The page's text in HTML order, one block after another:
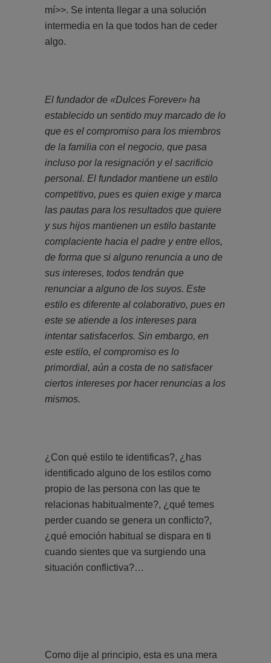
mí>>. Se intenta llegar a una solución
intermedia en la que todos han de ceder
algo.
El fundador de «Dulces Forever» ha
establecido un sentido muy marcado de lo
que es el compromiso para los miembros
de la familia con el negocio, que pasa
incluso por la resignación y el sacrificio
personal. El fundador mantiene un estilo
competitivo, pues es quien exige y marca
las pautas para los resultados que quiere
y sus hijos mantienen un estilo bastante
complaciente hacia el padre y entre ellos,
de forma que si alguno renuncia a uno de
sus intereses, todos tendrán que
renunciar a alguno de los suyos. Este
estilo es diferente al colaborativo, pues en
este se atiende a los intereses para
intentar satisfacerlos. Sin embargo, en
este estilo, el compromiso es lo
primordial, aún a costa de no satisfacer
ciertos intereses por hacer renuncias a los
mismos.
¿Con qué estilo te identificas?, ¿has
identificado alguno de los estilos como
propio de las persona con las que te
relacionas habitualmente?, ¿qué temes
perder cuando se genera un conflicto?,
¿qué emoción habitual se dispara en ti
cuando sientes que va surgiendo una
situación conflictiva?…
Como dije al principio, esta es una mera